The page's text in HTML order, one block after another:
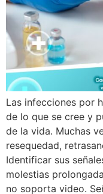
Las infecciones por
de lo que se cree y
de la vida. Muchas
resequedad,
Identificar sus
molestias
no soporta video.